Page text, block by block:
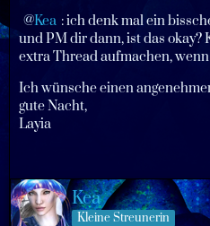
Kea : ich denk mal ein
und PM dir dann, ist das okay?
extra Thread aufmachen,
Ich wünsche einen
gute Nacht,
Layia
Kea
Kleine Streunerin